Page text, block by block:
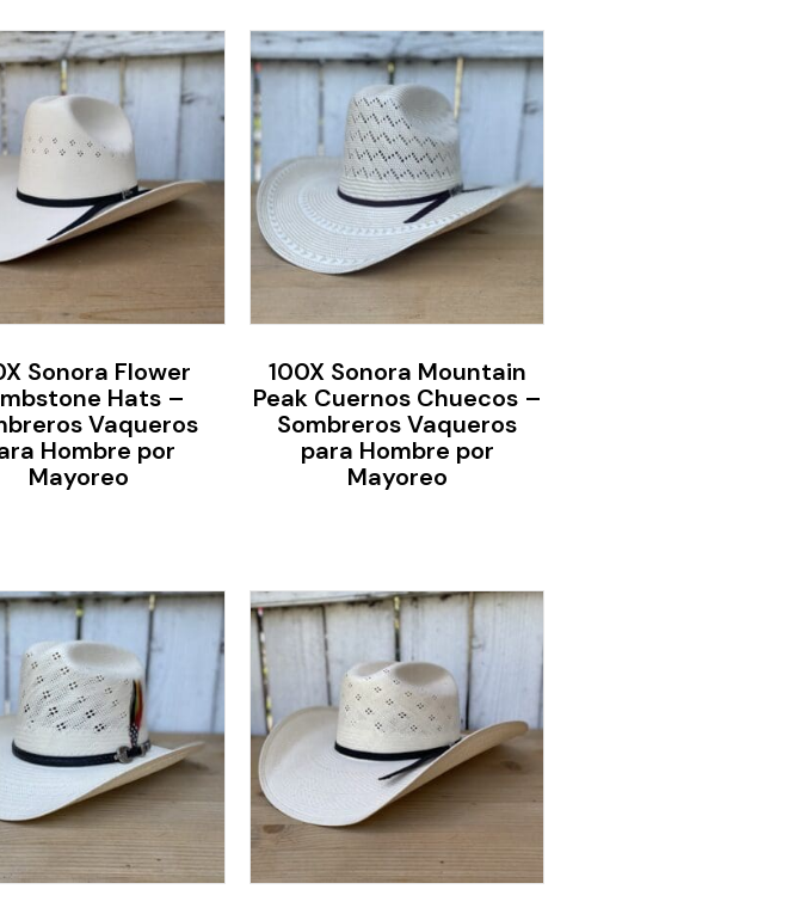
Sonora Flower
Hats –
Vaqueros
Hombre por
Mayoreo
100X Sonora Mountain
Peak Cuernos Chuecos –
Sombreros Vaqueros
para Hombre por
Mayoreo